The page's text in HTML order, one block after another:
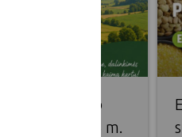
nariai nuo
17 d. iki 2026 m.